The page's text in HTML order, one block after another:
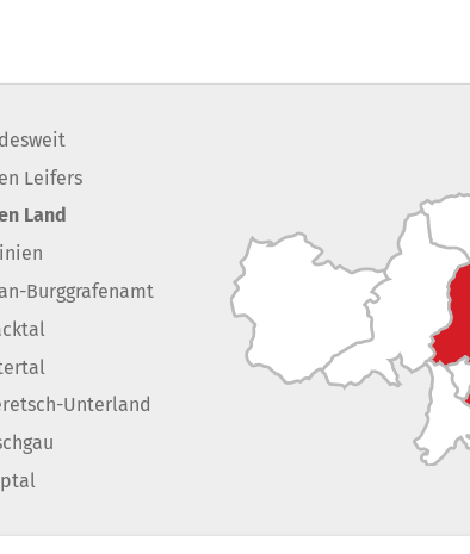
Leifers
Land
Burggrafenamt
Unterland